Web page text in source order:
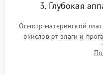
3. Глубокая
Осмотр материнской
окислов от влаги и
дежурных